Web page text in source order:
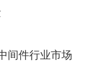
间件行业市场